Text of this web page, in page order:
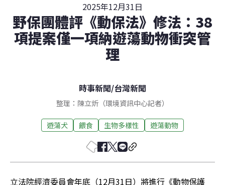
2025年12月31日
野保團體評《動保法》修法：38
項提案僅一項納遊蕩動物衝突管
理
時事新聞/台灣新聞
整理：陳立炘（環境資訊中心記者）
遊蕩犬 餵食 生物多樣性 遊蕩動物
立法院經濟委員會年底（12月31日）將進行《動物保護